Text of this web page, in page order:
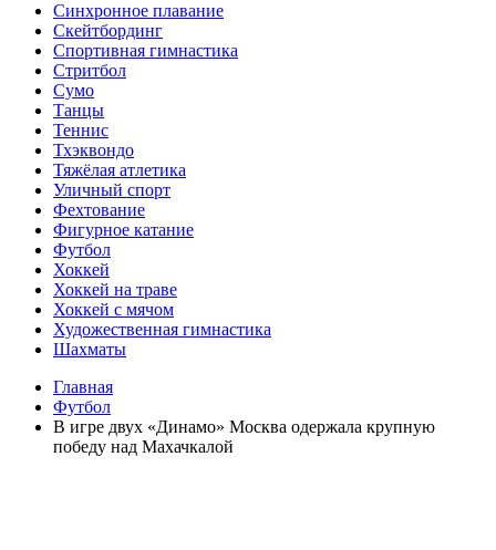
Синхронное плавание
Скейтбординг
Спортивная гимнастика
Стритбол
Сумо
Танцы
Теннис
Тхэквондо
Тяжёлая атлетика
Уличный спорт
Фехтование
Фигурное катание
Футбол
Хоккей
Хоккей на траве
Хоккей с мячом
Художественная гимнастика
Шахматы
Главная
Футбол
В игре двух «Динамо» Москва одержала крупную
победу над Махачкалой